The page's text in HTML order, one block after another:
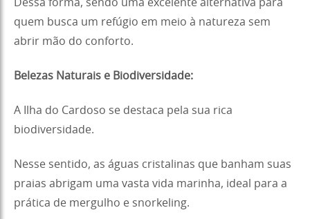
Dessa forma, sendo uma excelente alternativa para
quem busca um refúgio em meio à natureza sem
abrir mão do conforto.
Belezas Naturais e Biodiversidade:
A Ilha do Cardoso se destaca pela sua rica
biodiversidade.
Nesse sentido, as águas cristalinas que banham suas
praias abrigam uma vasta vida marinha, ideal para a
prática de mergulho e snorkeling.